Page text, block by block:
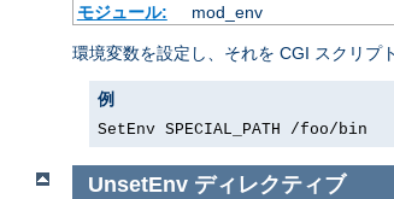
モジュール:
mod_env
環境変数を設定し、それを CGI スクリプ
例
SetEnv SPECIAL_PATH /foo/bin
UnsetEnv ディレクティブ